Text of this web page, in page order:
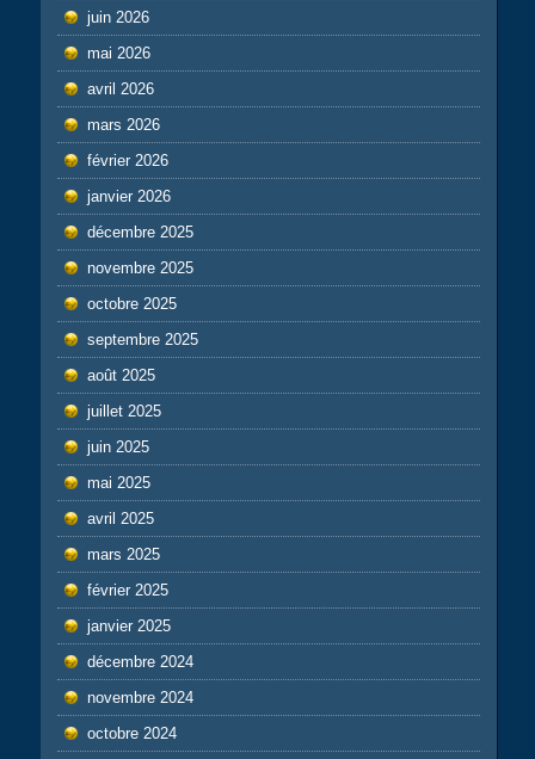
juin 2026
mai 2026
avril 2026
mars 2026
février 2026
janvier 2026
décembre 2025
novembre 2025
octobre 2025
septembre 2025
août 2025
juillet 2025
juin 2025
mai 2025
avril 2025
mars 2025
février 2025
janvier 2025
décembre 2024
novembre 2024
octobre 2024